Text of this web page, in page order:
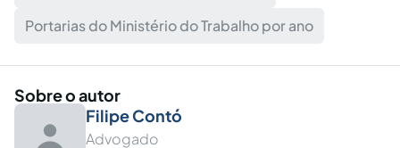
Portarias do Ministério do Trabalho por ano
Sobre o autor
Filipe Contó
Advogado